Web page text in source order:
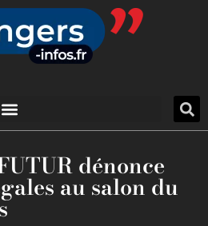
dénonce
au salon du